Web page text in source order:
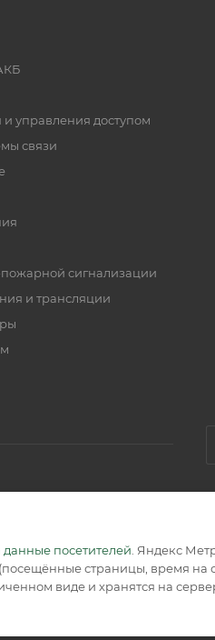
управления доступом
связи
сигнализации
и трансляции
размещенная на
посетителей . Яндекс
страницы, время на
виде и хранятся на